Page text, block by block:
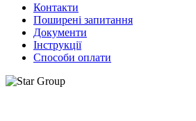
Контакти
Поширені запитання
Документи
Інструкції
Способи оплати